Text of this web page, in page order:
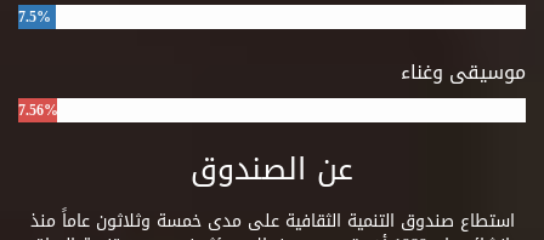
7.5%
موسيقى وغناء
7.56%
عن الصندوق
استطاع صندوق التنمية الثقافية على مدى خمسة وثلاثون عاماً منذ